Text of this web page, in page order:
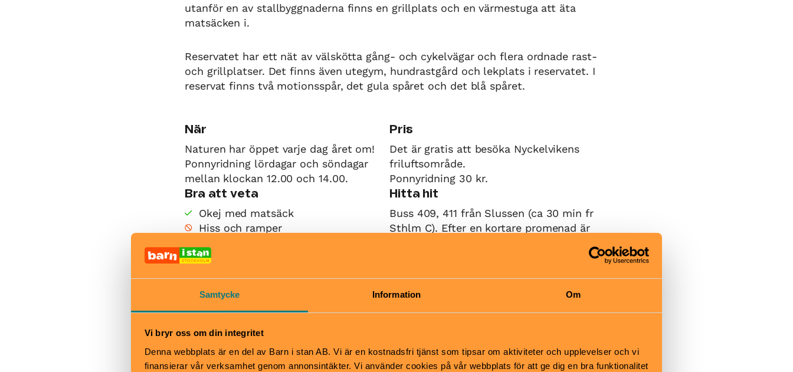
Samtycke Information Om
Vi bryr oss om din integritet
Denna webbplats är en del av Barn i stan AB. Vi är en kostnadsfri tjänst som tipsar om aktiviteter och upplevelser och vi
finansierar vår verksamhet genom annonsintäkter. Vi använder cookies på vår webbplats för att ge dig en bra funktionalitet
utanför en av stallbyggnaderna finns en grillplats och en värmestuga att äta
matsäcken i.
Reservatet har ett nät av välskötta gång- och cykelvägar och flera ordnade rast-
och grillplatser. Det finns även utegym, hundrastgård och lekplats i reservatet. I
reservat finns två motionsspår, det gula spåret och det blå spåret.
När
Naturen har öppet varje dag året om!
Ponnyridning lördagar och söndagar
mellan klockan 12.00 och 14.00.
Pris
Det är gratis att besöka Nyckelvikens
friluftsområde.
Ponnyridning 30 kr.
Bra att veta
Okej med matsäck
Hiss och ramper
Restaurang
Hitta hit
Buss 409, 411 från Slussen (ca 30 min fr
Sthlm C). Efter en kortare promenad är
från Värmdöleden mot Jarlaberg, sväng
Nyckelviksvägen, Nacka
www.nacka.se
info@nacka.se
08-718 80 00